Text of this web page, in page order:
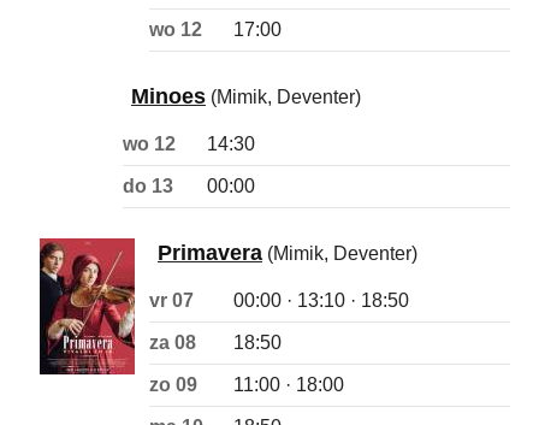
wo 12 17:00
Minoes (Mimik, Deventer)
wo 12 14:30
do 13 00:00
Primavera (Mimik, Deventer)
vr 07 00:00 · 13:10 · 18:50
za 08 18:50
zo 09 11:00 · 18:00